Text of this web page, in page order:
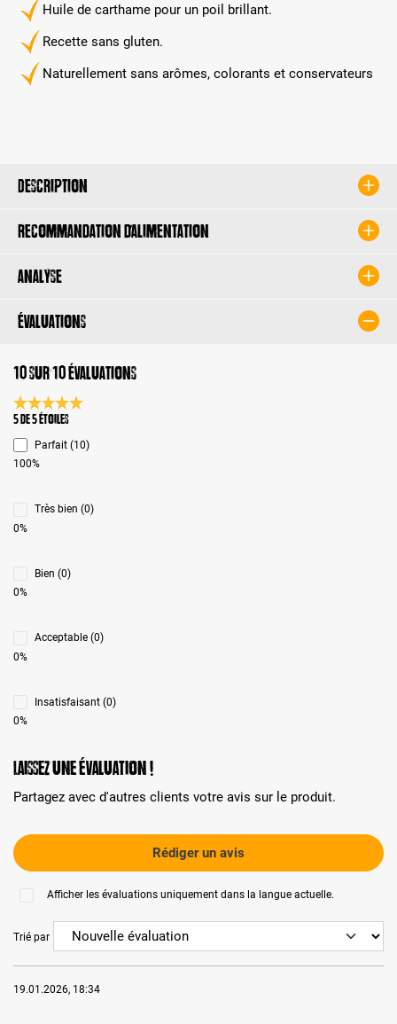
Huile de carthame pour un poil brillant.
Recette sans gluten.
Naturellement sans arômes, colorants et conservateurs
Description
Recommandation d’alimentation
Analyse
Évaluations
10 sur 10 évaluations
Note moyenne de 5 sur 5 étoiles
5 de 5 Étoiles
Parfait (10)
100%
Très bien (0)
0%
Bien (0)
0%
Acceptable (0)
0%
Insatisfaisant (0)
0%
Laissez une évaluation !
Partagez avec d'autres clients votre avis sur le produit.
Rédiger un avis
Afficher les évaluations uniquement dans la langue actuelle.
Trié par
19.01.2026, 18:34